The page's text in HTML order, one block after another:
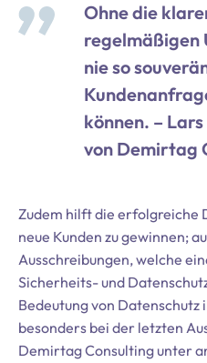
Ohne die
regelmäßigen
nie so
können. –
von Demirtag
Zudem hilft die erfolgreiche
neue Kunden zu gewinnen;
Ausschreibungen, welche
Sicherheits- und
Bedeutung von Datenschutz
besonders bei der letzten
Demirtag Consulting unter